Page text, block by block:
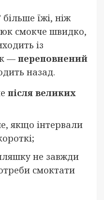
їжі, ніж
смокче швидко,
із
— переповнений
назад.
після великих
якщо інтервали
не завжди
смоктати